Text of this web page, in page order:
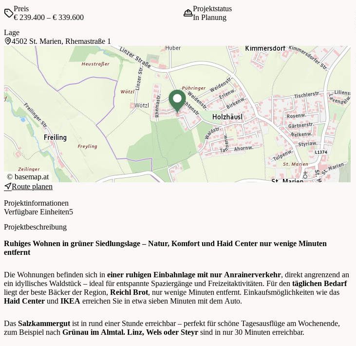
Preis
€ 239.400 – € 339.600
Projektstatus
In Planung
Lage
4502 St. Marien, Rhemastraße 1
+
−
© basemap.at
Route planen
Projektinformationen
Verfügbare Einheiten5
Projektbeschreibung
Ruhiges Wohnen in grüner Siedlungslage – Natur, Komfort und Haid Center nur wenige Minuten
entfernt
Die Wohnungen befinden sich in einer ruhigen Einbahnlage mit nur Anrainerverkehr, direkt angrenzend an
ein idyllisches Waldstück – ideal für entspannte Spaziergänge und Freizeitaktivitäten. Für den täglichen Bedarf
liegt der beste Bäcker der Region, Reichl Brot, nur wenige Minuten entfernt. Einkaufsmöglichkeiten wie das
Haid Center und IKEA erreichen Sie in etwa sieben Minuten mit dem Auto.
Das Salzkammergut ist in rund einer Stunde erreichbar – perfekt für schöne Tagesausflüge am Wochenende,
zum Beispiel nach Grünau im Almtal. Linz, Wels oder Steyr sind in nur 30 Minuten erreichbar.